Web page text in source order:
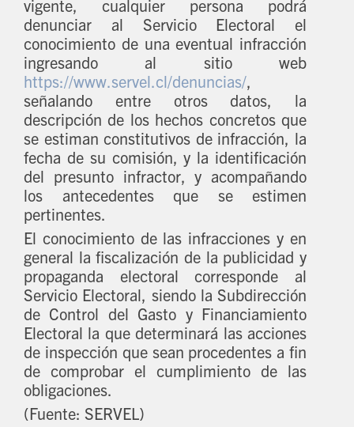
vigente, cualquier persona podrá
denunciar al Servicio Electoral el
conocimiento de una eventual infracción
ingresando al sitio web
https://www.servel.cl/denuncias/,
señalando entre otros datos, la
descripción de los hechos concretos que
se estiman constitutivos de infracción, la
fecha de su comisión, y la identificación
del presunto infractor, y acompañando
los antecedentes que se estimen
pertinentes.
El conocimiento de las infracciones y en
general la fiscalización de la publicidad y
propaganda electoral corresponde al
Servicio Electoral, siendo la Subdirección
de Control del Gasto y Financiamiento
Electoral la que determinará las acciones
de inspección que sean procedentes a fin
de comprobar el cumplimiento de las
obligaciones.
(Fuente: SERVEL)